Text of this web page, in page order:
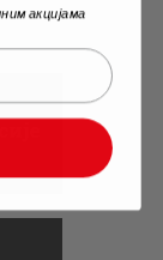
акцијама